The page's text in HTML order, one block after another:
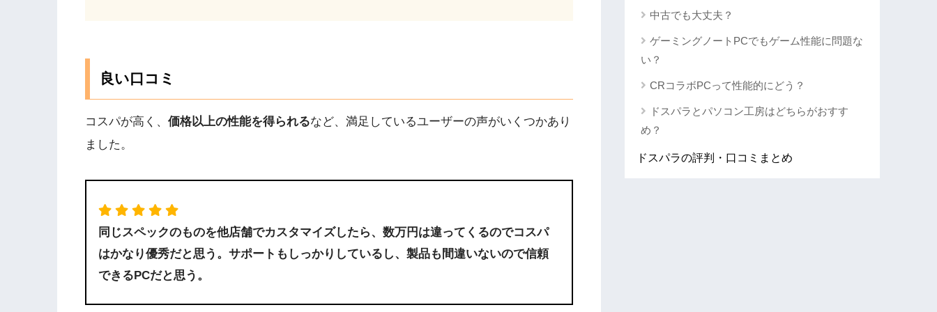
良いところかも？
たまご
何十万円も払って買うゴミ箱です！
どんどん買いましょう！
Submit Review
良い口コミ
コスパが高く、 価格以上の性能を得られるなど、満足しているユーザーの声がいくつかあり
ました。
同じスペックのものを他店舗でカスタマイズしたら、数万円は違ってくるのでコスパ
はかなり優秀だと思う。サポートもしっかりしているし、製品も間違いないので信頼
できるPCだと思う。
中古でも大丈夫？
ゲーミングノートPCでもゲーム性能に問題な
い？
CRコラボPCって性能的にどう？
ドスパラとパソコン工房はどちらがおすす
め？
ドスパラの評判・口コミまとめ